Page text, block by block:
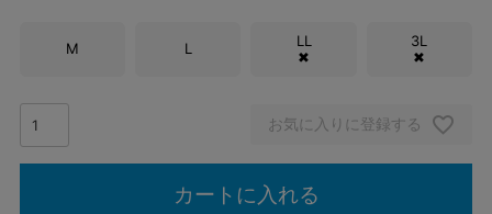
M L
LL
✖
3L
✖
お気に入りに登録する
カートに入れる